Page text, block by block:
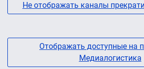
Не отображать каналы
Отображать доступные на
Медиалогистика